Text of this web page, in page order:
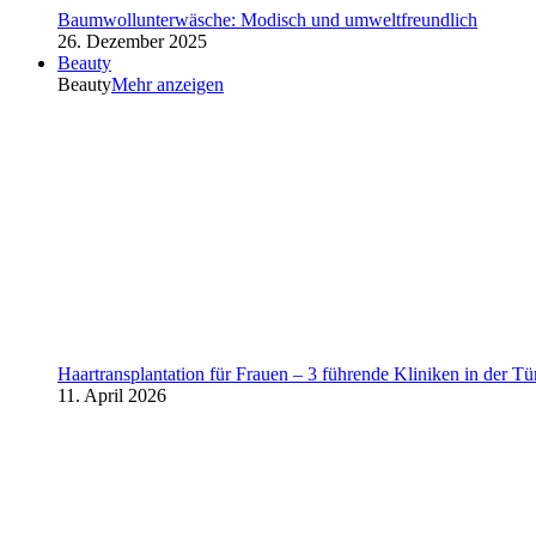
Baumwollunterwäsche: Modisch und umweltfreundlich
26. Dezember 2025
Beauty
BeautyMehr anzeigen
Haartransplantation für Frauen – 3 führende Kliniken in der
11. April 2026